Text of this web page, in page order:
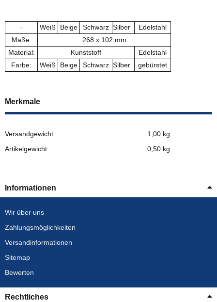
- Weiß Beige Schwarz Silber
Edelstahl
Maße:
268 x 102 mm
Material:
Kunststoff
Edelstahl
Farbe:
Weiß Beige Schwarz Silber gebürstet
Merkmale
Versandgewicht:
1,00 kg
Artikelgewicht:
0,50 kg
Informationen
Wir über uns
Zahlungsmöglichkeiten
Versandinformationen
Sitemap
Bewerten
Rechtliches